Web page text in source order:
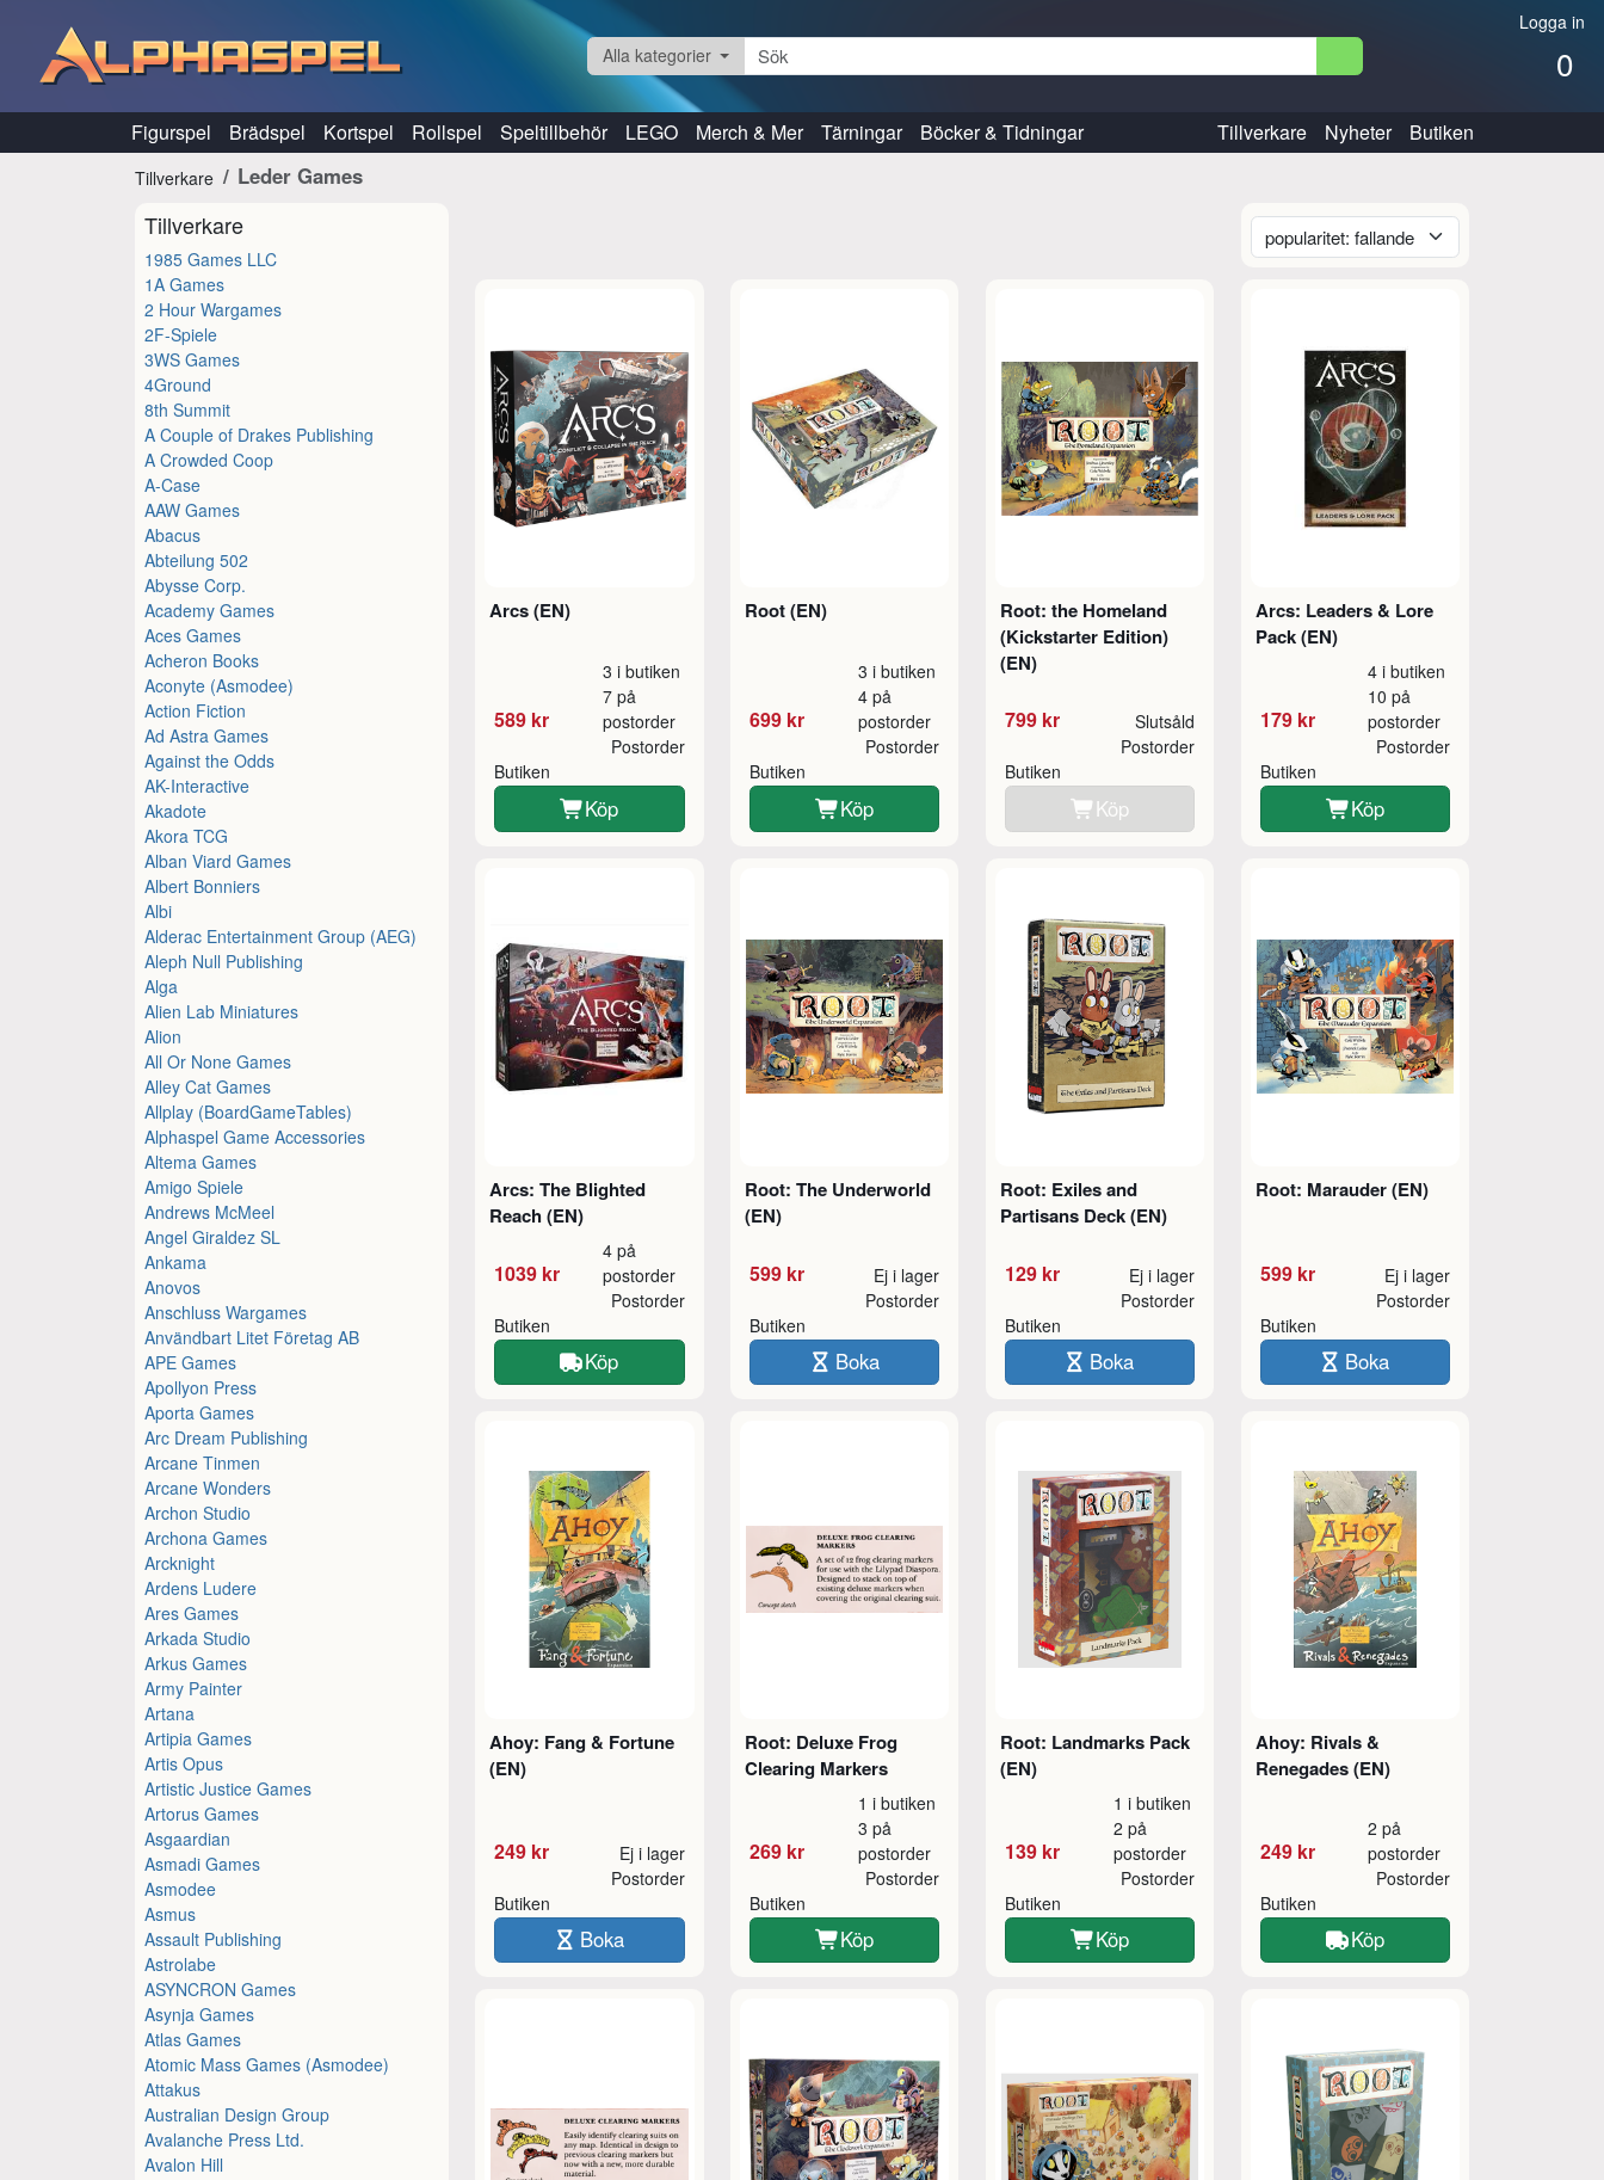
Logga in
0
Alla kategorier
Figurspel Brädspel Kortspel Rollspel Speltillbehör LEGO Merch & Mer Tärningar Böcker & Tidningar Tillverkare Nyheter Butiken
Tillverkare Leder Games
Tillverkare
1985 Games LLC
1A Games
2 Hour Wargames
2F-Spiele
3WS Games
4Ground
8th Summit
A Couple of Drakes Publishing
A Crowded Coop
A-Case
AAW Games
Abacus
Abteilung 502
Abysse Corp.
Academy Games
Aces Games
Acheron Books
Aconyte (Asmodee)
Action Fiction
Ad Astra Games
Against the Odds
AK-Interactive
Akadote
Akora TCG
Alban Viard Games
Albert Bonniers
Albi
Alderac Entertainment Group (AEG)
Aleph Null Publishing
Alga
Alien Lab Miniatures
Alion
All Or None Games
Alley Cat Games
Allplay (BoardGameTables)
Alphaspel Game Accessories
Altema Games
Amigo Spiele
Andrews McMeel
Angel Giraldez SL
Ankama
Anovos
Anschluss Wargames
Användbart Litet Företag AB
APE Games
Apollyon Press
Aporta Games
Arc Dream Publishing
Arcane Tinmen
Arcane Wonders
Archon Studio
Archona Games
Arcknight
Ardens Ludere
Ares Games
Arkada Studio
Arkus Games
Army Painter
Artana
Artipia Games
Artis Opus
Artistic Justice Games
Artorus Games
Asgaardian
Asmadi Games
Asmodee
Asmus
Assault Publishing
Astrolabe
ASYNCRON Games
Asynja Games
Atlas Games
Atomic Mass Games (Asmodee)
Attakus
Australian Design Group
Avalanche Press Ltd.
Avalon Hill
Arcs (EN)
589 kr
3 i butiken
7 på
postorder
Butiken
Postorder
Köp
Root (EN)
699 kr
3 i butiken
4 på
postorder
Butiken
Postorder
Köp
Root: the Homeland
(Kickstarter Edition)
(EN)
799 kr Slutsåld
Butiken
Postorder
Köp
Arcs: Leaders & Lore
Pack (EN)
179 kr
4 i butiken
10 på
postorder
Butiken
Postorder
Köp
Arcs: The Blighted
Reach (EN)
1039 kr
4 på
postorder
Butiken
Postorder
Köp
Root: The Underworld
(EN)
599 kr Ej i lager
Butiken
Postorder
Boka
Root: Exiles and
Partisans Deck (EN)
129 kr Ej i lager
Butiken
Postorder
Boka
Root: Marauder (EN)
599 kr Ej i lager
Butiken
Postorder
Boka
Ahoy: Fang & Fortune
(EN)
249 kr Ej i lager
Butiken
Postorder
Boka
Root: Deluxe Frog
Clearing Markers
269 kr
1 i butiken
3 på
postorder
Butiken
Postorder
Köp
Root: Landmarks Pack
(EN)
139 kr
1 i butiken
2 på
postorder
Butiken
Postorder
Köp
Ahoy: Rivals &
Renegades (EN)
249 kr
2 på
postorder
Butiken
Postorder
Köp